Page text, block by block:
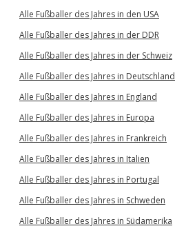
Alle Fußballer des Jahres in den USA
Alle Fußballer des Jahres in der DDR
Alle Fußballer des Jahres in der Schweiz
Alle Fußballer des Jahres in Deutschland
Alle Fußballer des Jahres in England
Alle Fußballer des Jahres in Europa
Alle Fußballer des Jahres in Frankreich
Alle Fußballer des Jahres in Italien
Alle Fußballer des Jahres in Portugal
Alle Fußballer des Jahres in Schweden
Alle Fußballer des Jahres in Südamerika